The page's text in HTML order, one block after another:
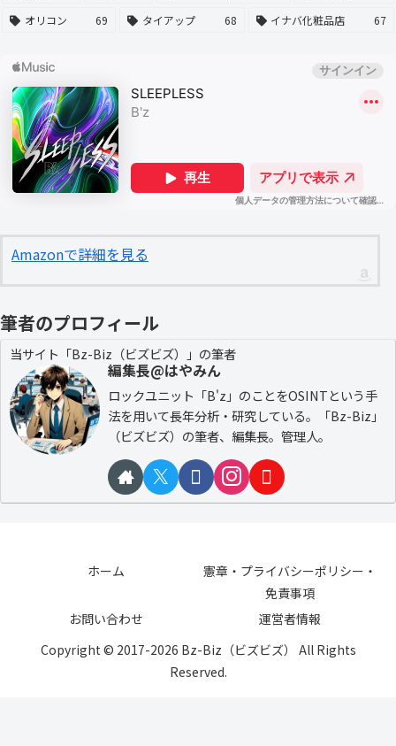
オリコン
69 タイアップ 68 イナバ化粧品店 67
Amazonで詳細を見る
筆者のプロフィール
当サイト「Bz-Biz（ビズビズ）」の筆者
編集長@はやみん
ロックユニット「B'z」のことをOSINTという手
法を用いて長年分析・研究している。「Bz-Biz」
（ビズビズ）の筆者、編集長。管理人。
ホーム
憲章・プライバシーポリシー・
免責事項
お問い合わせ
運営者情報
Copyright © 2017-2026 Bz-Biz（ビズビズ） All Rights
Reserved.